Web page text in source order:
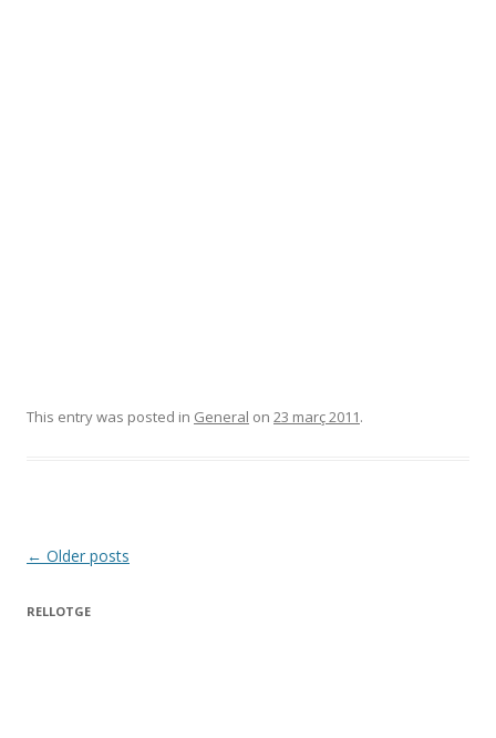
This entry was posted in General on 23 març 2011.
Post
← Older posts
RELLOTGE